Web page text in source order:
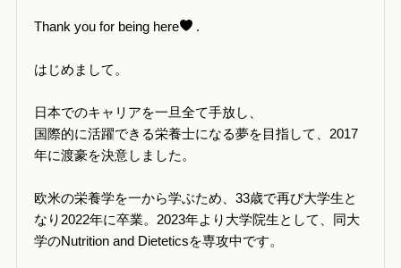
Thank you for being here .
はじめまして。
日本でのキャリアを一旦全て手放し、
国際的に活躍できる栄養士になる夢を目指して、2017
年に渡豪を決意しました。
欧米の栄養学を一から学ぶため、33歳で再び大学生と
なり2022年に卒業。2023年より大学院生として、同大
学のNutrition and Dieteticsを専攻中です。